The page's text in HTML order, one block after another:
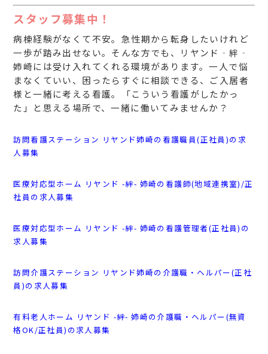
スタッフ募集中！
病棟経験がなくて不安。急性期から転身したいけれど
一歩が踏み出せない。そんな方でも、リヤンド‐絆‐
姉崎には受け入れてくれる環境があります。一人で悩
まなくていい、困ったらすぐに相談できる、ご入居者
様と一緒に考える看護。「こういう看護がしたかっ
た」と思える場所で、一緒に働いてみませんか？
訪問看護ステーション リヤンド姉崎の看護職員(正社員)の求
人募集
医療対応型ホーム リヤンド -絆- 姉崎の看護師(地域連携室)/正
社員の求人募集
医療対応型ホーム リヤンド -絆- 姉崎の看護管理者(正社員)の
求人募集
訪問介護ステーション リヤンド姉崎の介護職・ヘルパー(正社
員)の求人募集
有料老人ホーム リヤンド -絆- 姉崎の介護職・ヘルパー(無資
格OK/正社員)の求人募集